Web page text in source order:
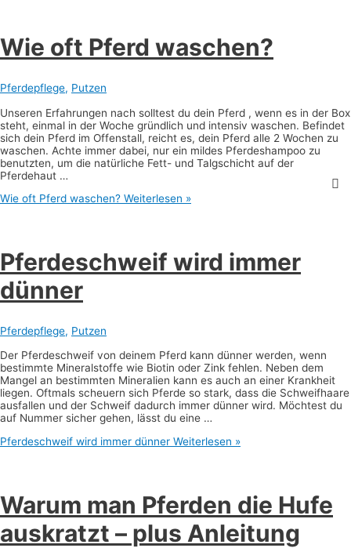
Wie oft Pferd waschen?
Pferdepflege, Putzen
Unseren Erfahrungen nach solltest du dein Pferd , wenn es in der Box
steht, einmal in der Woche gründlich und intensiv waschen. Befindet
sich dein Pferd im Offenstall, reicht es, dein Pferd alle 2 Wochen zu
waschen. Achte immer dabei, nur ein mildes Pferdeshampoo zu
benutzten, um die natürliche Fett- und Talgschicht auf der
Pferdehaut …
Wie oft Pferd waschen? Weiterlesen »
Pferdeschweif wird immer
dünner
Pferdepflege, Putzen
Der Pferdeschweif von deinem Pferd kann dünner werden, wenn
bestimmte Mineralstoffe wie Biotin oder Zink fehlen. Neben dem
Mangel an bestimmten Mineralien kann es auch an einer Krankheit
liegen. Oftmals scheuern sich Pferde so stark, dass die Schweifhaare
ausfallen und der Schweif dadurch immer dünner wird. Möchtest du
auf Nummer sicher gehen, lässt du eine …
Pferdeschweif wird immer dünner Weiterlesen »
Warum man Pferden die Hufe
auskratzt – plus Anleitung